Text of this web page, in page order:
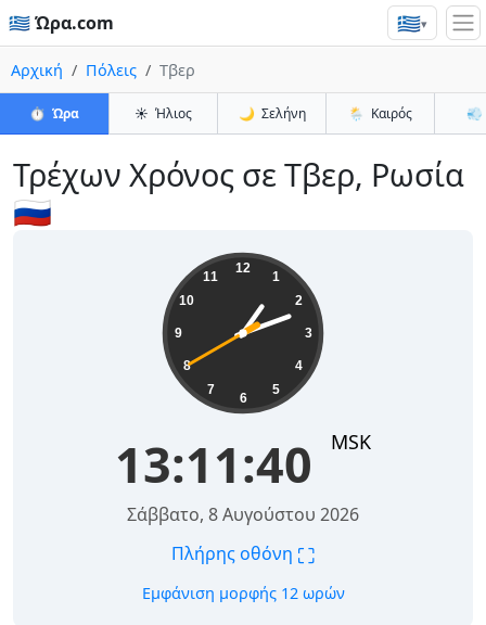
🇬🇷 Ώρα.com 🇬🇷▾
Αρχική Πόλεις Τβερ
⏱️ Ώρα ☀️ Ήλιος 🌙 Σελήνη 🌦️ Καιρός 💨
Τρέχων Χρόνος σε Τβερ, Ρωσία
🇷🇺
12
1
2
3
4
5
6
7
8
9
10
11
13:11:40 MSK
Σάββατο, 8 Αυγούστου 2026
Πλήρης οθόνη ⛶
Εμφάνιση μορφής 12 ωρών